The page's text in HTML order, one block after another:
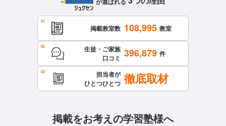
掲載教室数 108,995 教室
生徒・ご家族
口コミ 396,879 件
担当者が
ひとつひとつ 徹底取材
掲載をお考えの学習塾様へ